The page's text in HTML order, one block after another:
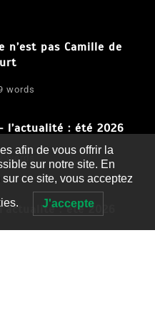
n’est pas Camille de
words
l’actualité : été 2026
words
: été 2026
afin de vous offrir la
sur notre site. En
ce site, vous acceptez
J'accepte